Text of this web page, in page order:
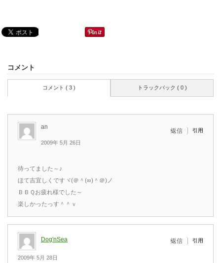
コメント
コメント ( 3 ) トラックバック ( 0 )
an
2009年 5月 26日
返信 引用
待ってました～♪
ほて吉宜しくですヾ(＠＾(∞)＾＠)ノ
ＢＢＱお疲れ様でした～
楽しかったっす＾＾ｖ
Dog'nSea
2009年 5月 28日
返信 引用